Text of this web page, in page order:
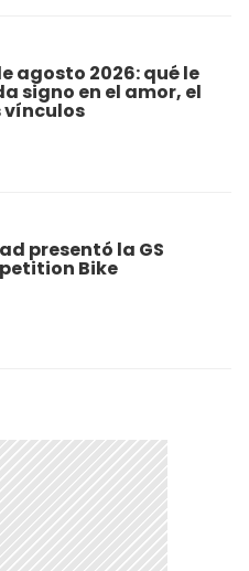
agosto 2026: qué le
signo en el amor, el
vínculos
presentó la GS
Bike